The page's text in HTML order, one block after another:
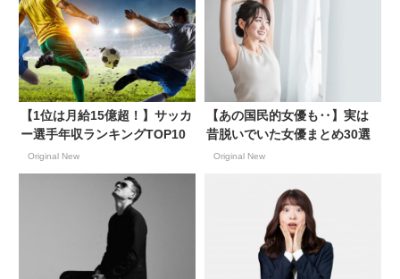
【1位は月給15億超！】サッカ
ー選手年収ランキングTOP10
Original New
【あの国民的女優も‥】実は
昔脱いでいた女優まとめ30選
Original New